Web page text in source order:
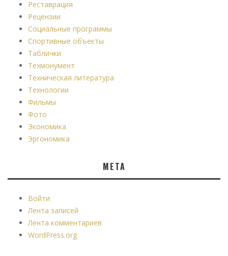
Реставрация
Рецензии
Социальные программы
Спортивные объекты
Таблички
Техмонумент
Техническая литература
Технологии
Фильмы
Фото
Экономика
Эргономика
МЕТА
Войти
Лента записей
Лента комментариев
WordPress.org